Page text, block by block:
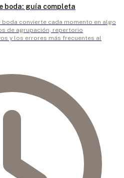
boda: guía completa
boda convierte cada momento en algo
de agrupación, repertorio
y los errores más frecuentes al